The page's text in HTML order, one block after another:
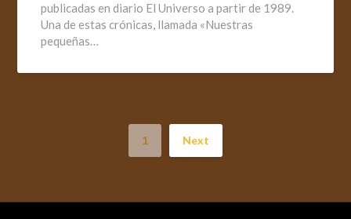
publicadas en diario El Universo a partir de 1989.
Una de estas crónicas, llamada «Nuestras
pequeñas…
1 Next